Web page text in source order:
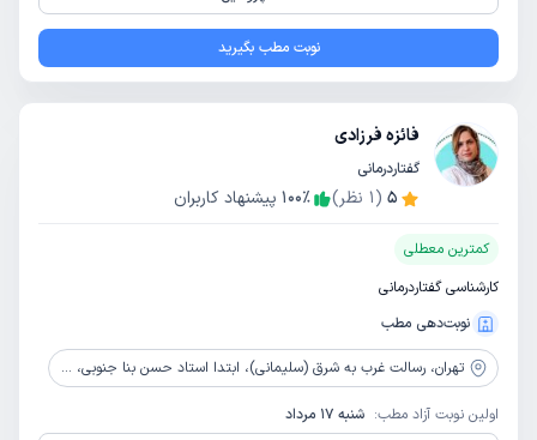
نوبت مطب بگیرید
فائزه فرزادی
گفتاردرمانی
5
(
1 نظر) 100٪ پیشنهاد کاربران
کمترین معطلی
کارشناسی گفتاردرمانی
نوبت‌دهی مطب
تهران، رسالت غرب به شرق (سلیمانی)، ابتدا استاد حسن بنا جنوبی، پلاک 411، طبقه 2
اولین نوبت آزاد مطب: شنبه 17 مرداد